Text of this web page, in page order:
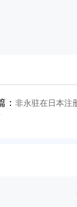
：非永驻在日本注